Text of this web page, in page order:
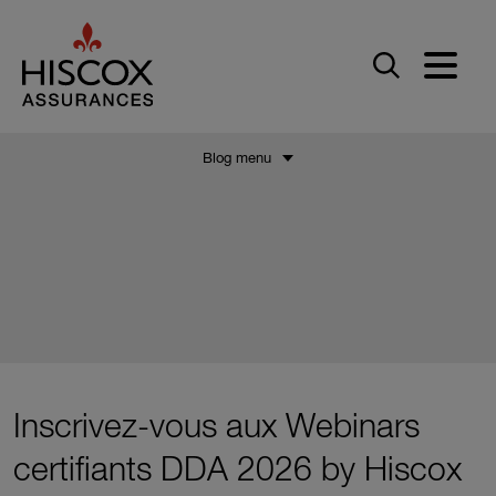
Blog menu
Inscrivez-vous aux Webinars
certifiants DDA 2026 by Hiscox